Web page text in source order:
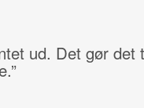
ud. Det gør det